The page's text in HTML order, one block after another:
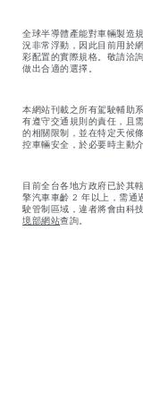
全球半導體產能對車輛製造
況非常浮動，因此目前用於
彩配置的實際規格。敬請洽
做出合適的選擇。
本網站刊載之所有駕駛輔助
有遵守交通規則的責任，且
的相關限制，並在特定天候
控車輛安全，於必要時主動
目前全台各地方政府已於其
擎汽車車齡 2 年以上，需通
駛管制區域，違者將會由科
境部網站查詢。